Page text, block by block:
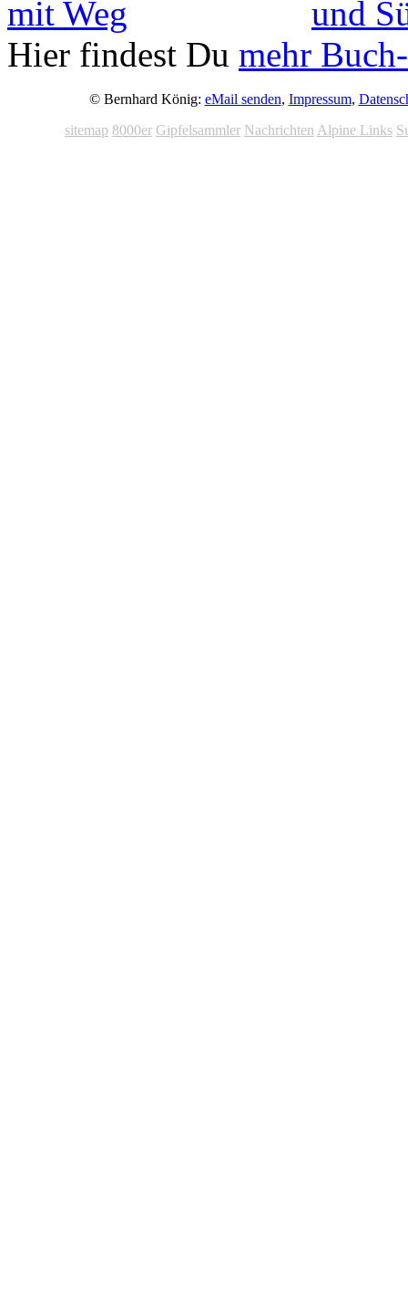
Hier findest Du mehr
© Bernhard König: eMail senden, Impressum,
sitemap 8000er Gipfelsammler Nachrichten Alpine Links